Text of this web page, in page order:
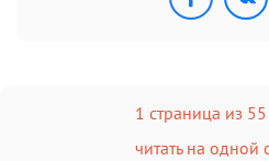
1 страница из 55
читать на одной